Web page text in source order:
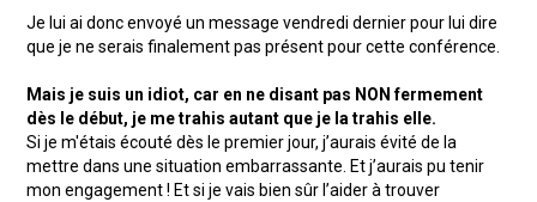
Je lui ai donc envoyé un message vendredi dernier pour lui dire
que je ne serais finalement pas présent pour cette conférence.
Mais je suis un idiot, car en ne disant pas NON fermement
dès le début, je me trahis autant que je la trahis elle.
Si je m'étais écouté dès le premier jour, j’aurais évité de la
mettre dans une situation embarrassante. Et j’aurais pu tenir
mon engagement ! Et si je vais bien sûr l’aider à trouver